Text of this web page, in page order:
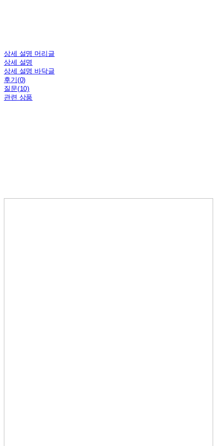
상세 설명 머리글
상세 설명
상세 설명 바닥글
후기(0)
질문(10)
관련 상품